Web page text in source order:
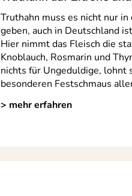
Truthahn muss es nicht nur
geben, auch in Deutschland
Hier nimmt das Fleisch die
Knoblauch, Rosmarin und
nichts für Ungeduldige, lohnt
besonderen Festschmaus
> mehr erfahren